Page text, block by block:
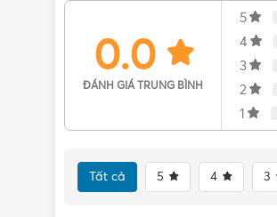
0.0
ĐÁNH GIÁ TRUNG BÌNH
5
4
3
2
1
Tất cả 5 4 3